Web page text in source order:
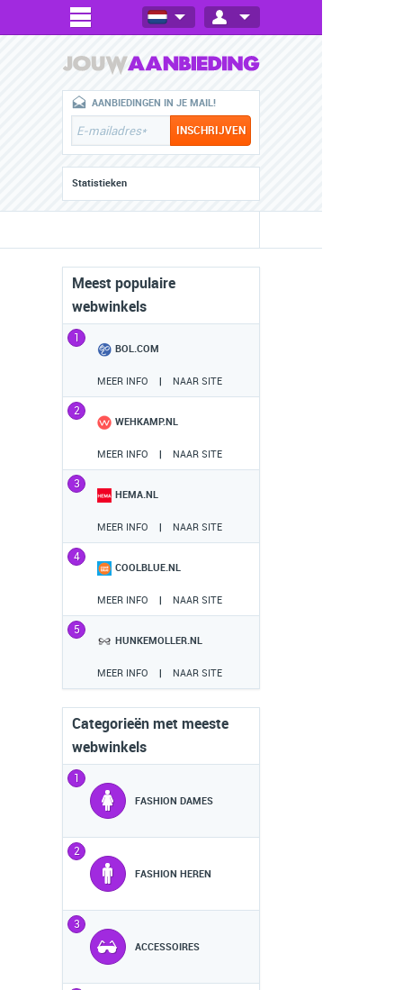
AANBIEDINGEN IN JE MAIL!
Statistieken
Meest populaire
webwinkels
1
BOL.COM
MEER INFO | NAAR SITE
2
WEHKAMP.NL
MEER INFO | NAAR SITE
3
HEMA.NL
MEER INFO | NAAR SITE
4
COOLBLUE.NL
MEER INFO | NAAR SITE
5
HUNKEMOLLER.NL
MEER INFO | NAAR SITE
Categorieën met meeste
webwinkels
1
FASHION DAMES
2
FASHION HEREN
3
ACCESSOIRES